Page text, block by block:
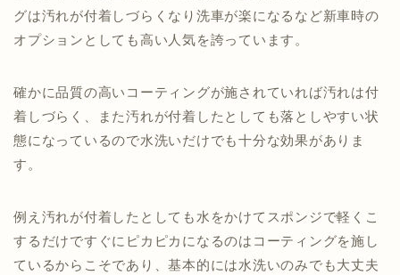
グは汚れが付着しづらくなり洗車が楽になるなど新車時の
オプションとしても高い人気を誇っています。
確かに品質の高いコーティングが施されていれば汚れは付
着しづらく、また汚れが付着したとしても落としやすい状
態になっているので水洗いだけでも十分な効果がありま
す。
例え汚れが付着したとしても水をかけてスポンジで軽くこ
するだけですぐにピカピカになるのはコーティングを施し
ているからこそであり、基本的には水洗いのみでも大丈夫